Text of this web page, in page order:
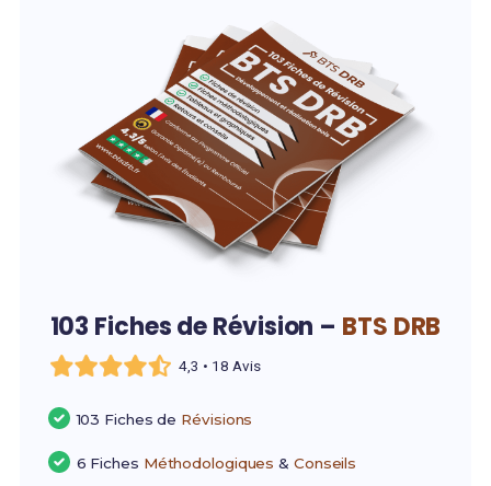
103 Fiches de Révision – BTS DRB
4,3 • 18 Avis
103 Fiches de Révisions
6 Fiches Méthodologiques & Conseils